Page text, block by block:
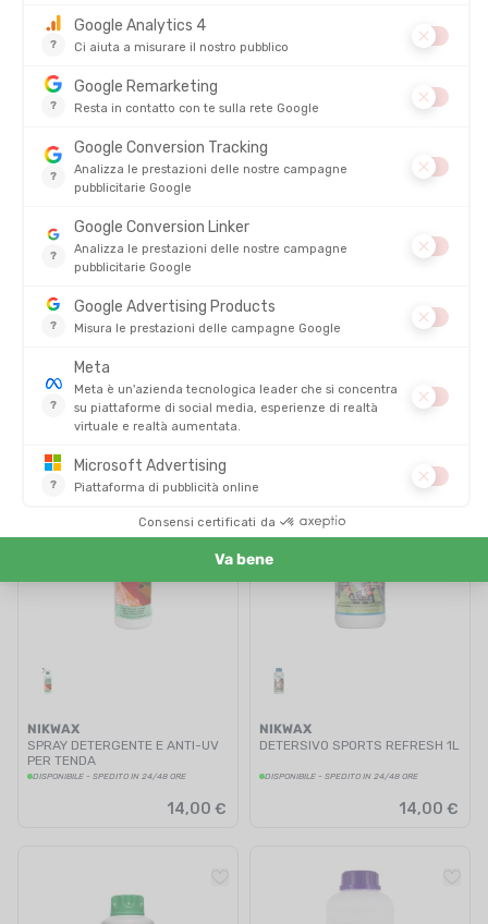
NIKWAX
DISPONIBILE - SPEDITO IN 24/48 ORE
15,00 €
NIKWAX
9,50 €
NIKWAX
SPRAY DETERGENTE E ANTI-UV
PER TENDA
DISPONIBILE - SPEDITO IN 24/48 ORE
14,00 €
NIKWAX
DETERSIVO SPORTS REFRESH 1L
DISPONIBILE - SPEDITO IN 24/48 ORE
14,00 €